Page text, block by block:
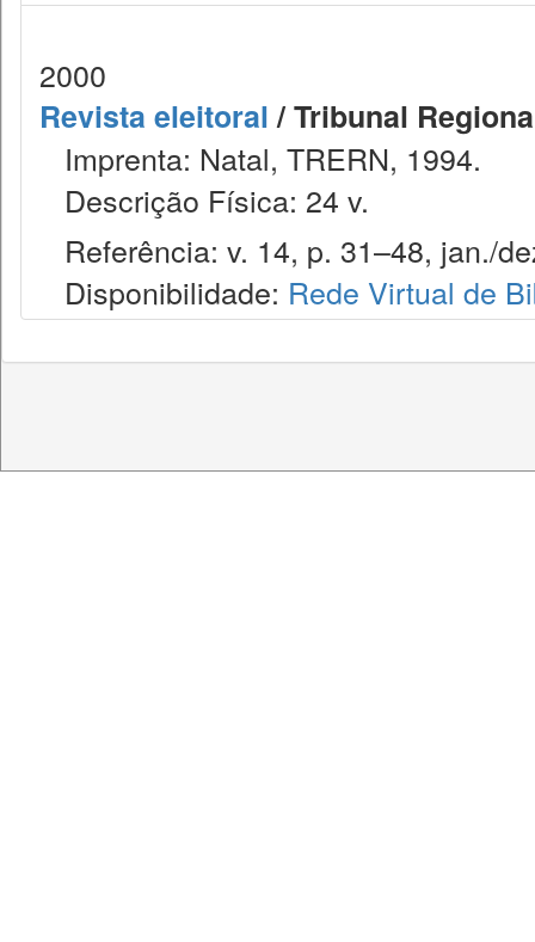
2000
Revista eleitoral/ Tribunal
Imprenta: Natal, TRERN, 1994.
Descrição Física: 24 v.
Referência: v. 14, p. 31–48, jan./
Disponibilidade: Rede Virtual de